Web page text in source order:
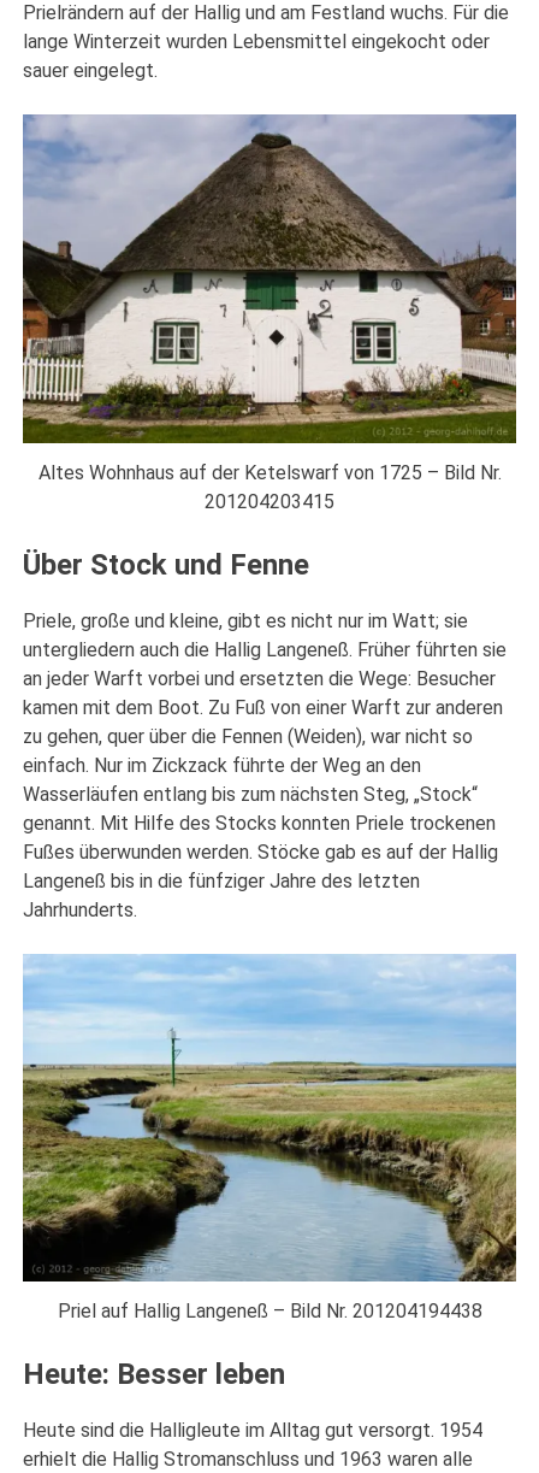
Prielrändern auf der Hallig und am Festland wuchs. Für die
lange Winterzeit wurden Lebensmittel eingekocht oder
sauer eingelegt.
Altes Wohnhaus auf der Ketelswarf von 1725 – Bild Nr.
201204203415
Über Stock und Fenne
Priele, große und kleine, gibt es nicht nur im Watt; sie
untergliedern auch die Hallig Langeneß. Früher führten sie
an jeder Warft vorbei und ersetzten die Wege: Besucher
kamen mit dem Boot. Zu Fuß von einer Warft zur anderen
zu gehen, quer über die Fennen (Weiden), war nicht so
einfach. Nur im Zickzack führte der Weg an den
Wasserläufen entlang bis zum nächsten Steg, „Stock“
genannt. Mit Hilfe des Stocks konnten Priele trockenen
Fußes überwunden werden. Stöcke gab es auf der Hallig
Langeneß bis in die fünfziger Jahre des letzten
Jahrhunderts.
Priel auf Hallig Langeneß – Bild Nr. 201204194438
Heute: Besser leben
Heute sind die Halligleute im Alltag gut versorgt. 1954
erhielt die Hallig Stromanschluss und 1963 waren alle